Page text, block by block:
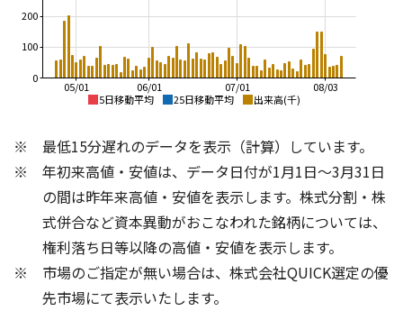
5日移動平均 25日移動平均 出来高(千)
08/03
07/01
06/01
05/01
0
100
200
800
1,200
1,400
400
500
1,500
2,000
2,500
4
最低15分遅れのデータを表示（計算）しています。
年初来高値・安値は、データ日付が1月1日～3月31日
の間は昨年来高値・安値を表示します。株式分割・株
式併合など資本異動がおこなわれた銘柄については、
権利落ち日等以降の高値・安値を表示します。
市場のご指定が無い場合は、株式会社QUICK選定の優
先市場にて表示いたします。